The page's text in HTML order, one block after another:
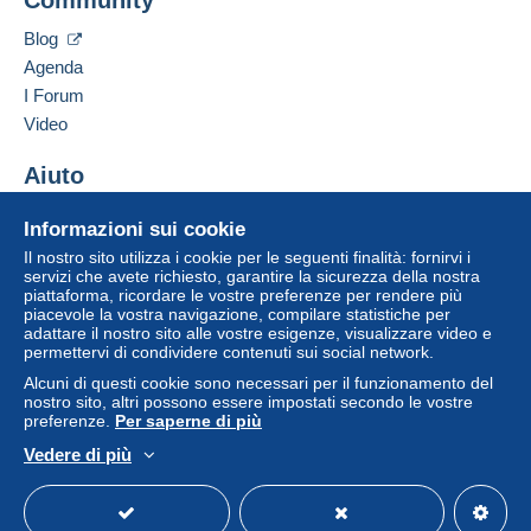
Questa zona comprendeun paese.
Lettera (formato normale/piccolo)
Pagamento con:
Da 0,01 € a 19,99 €
1,80 €
Da 20,00 € a 79,99 €
A partire da 80,00 €
sulla consegna, è necessario
essere un utente registrato ed
effettuare il login.
Login
Registr
ati
KANNIKESE-3 SARU KÜLA, MÕNISTE VALD
VÕRU MAAKOND
Contattare il venditore
Inserisci questo venditore in Lista Nera
Informazioni sui cookie
Il nostro sito utilizza i cookie per le seguenti finalità: fornirvi i
servizi che avete richiesto, garantire la sicurezza della nostra
piattaforma, ricordare le vostre preferenze per rendere più
piacevole la vostra navigazione, compilare statistiche per
adattare il nostro sito alle vostre esigenze, visualizzare video e
permettervi di condividere contenuti sui social network.
Alcuni di questi cookie sono necessari per il funzionamento del
nostro sito, altri possono essere impostati secondo le vostre
preferenze. Per saperne di più
Vedere di più
Blog
Agenda
I Forum
Video
Aiuto
Acquistare su Delcampe
Vendere su Delcampe
Un sito sicuro